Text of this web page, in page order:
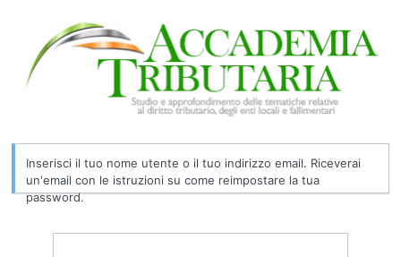
persa
Inserisci il tuo nome utente o il tuo indirizzo email. Riceverai
un'email con le istruzioni su come reimpostare la tua
password.